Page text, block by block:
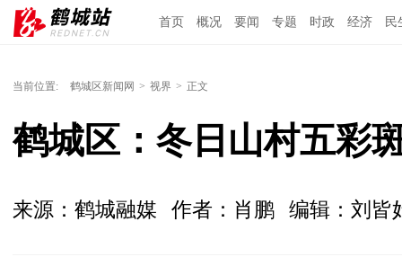
首页 概况 要闻 专题 时政 经济 民
当前位置: 鹤城区新闻网 > 视界 > 正文
鹤城区：冬日山村五彩
来源：鹤城融媒 作者：肖鹏 编辑：刘皆